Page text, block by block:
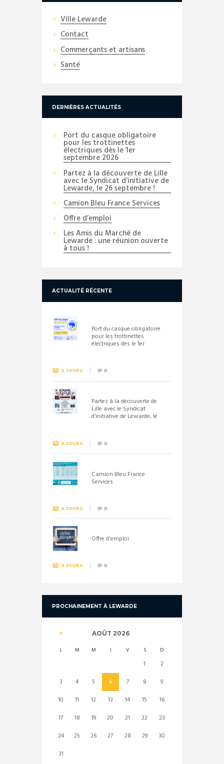
Ville Lewarde
Contact
Commerçants et artisans
Santé
DERNIÈRES ACTUALITÉS
Port du casque obligatoire
pour les trottinettes
électriques dès le 1er
septembre 2026
Partez à la découverte de Lille
avec le Syndicat d’initiative de
Lewarde, le 26 septembre !
Camion Bleu France Services
Offre d’emploi
Les Amis du Marché de
Lewarde : une réunion ouverte
à tous !
ACTUALITÉ RÉCENTE
Port du casque obligatoire
pour les trottinettes
électriques dès le 1er
2 JOURS 0
Partez à la découverte de
Lille avec le Syndicat
d’initiative de Lewarde, le
2 JOURS 0
Camion Bleu France
Services
2 JOURS 0
Offre d'emploi
3 JOURS 0
PROCHAINEMENT À LEWARDE
AOÛT 2026
L M M J V S D
1
2
3
4 5 6 7 8
9
10
11 12 13 14 15
16
17
18 19 20 21 22
23
24
25 26 27 28 29
30
31